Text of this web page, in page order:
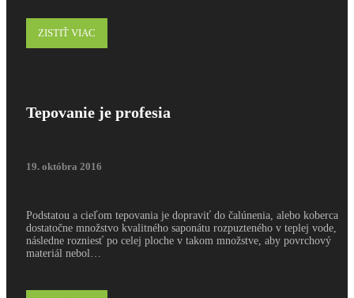
ZISTIŤ VIAC
Tepovanie je profesia
19. októbra 2016
Podstatou a cieľom tepovania je dopraviť do čalúnenia, alebo koberca
dostatočne množstvo kvalitného saponátu rozpuzteného v teplej vode,
následne rozniesť po celej ploche v takom množstve, aby povrchový
materiál nebol…